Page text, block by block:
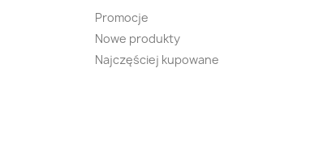
Promocje
Nowe produkty
Najczęściej kupowane